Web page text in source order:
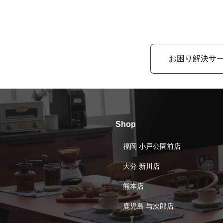
お困り解決サ
Shop
福岡 小戸公園前店
大分 新川店
熊本店
鹿児島 与次郎店